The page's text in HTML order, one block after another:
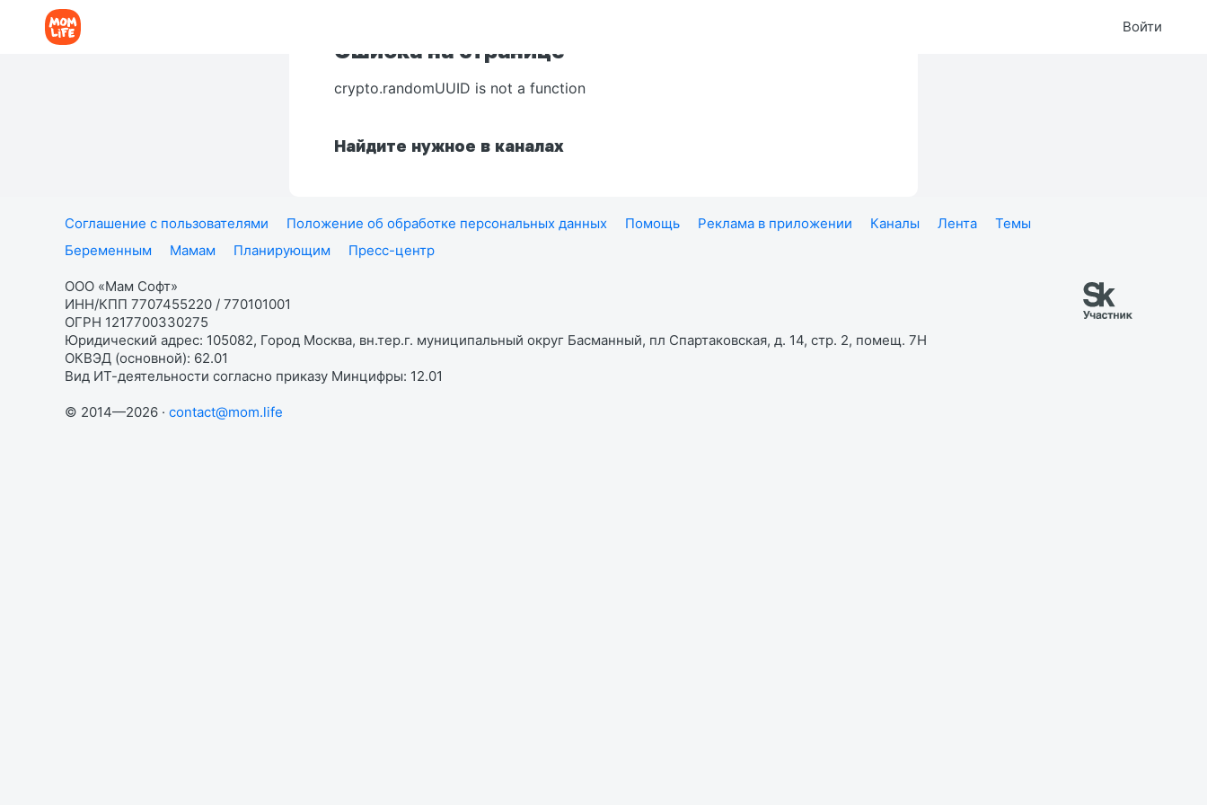
Войти
Ошибка на странице
crypto.randomUUID is not a function
Найдите нужное в каналах
Соглашение с пользователями Положение об обработке персональных данных Помощь Реклама в приложении Каналы Лента
Темы
Беременным
Мамам Планирующим Пресс-центр
ООО «Мам Софт»
ИНН/КПП 7707455220 / 770101001
ОГРН 1217700330275
Юридический адрес: 105082, Город Москва, вн.тер.г. муниципальный округ Басманный, пл Спартаковская, д. 14, стр. 2, помещ. 7Н
ОКВЭД (основной): 62.01
Вид ИТ-деятельности согласно приказу Минцифры: 12.01
© 2014—2026 · contact@mom.life